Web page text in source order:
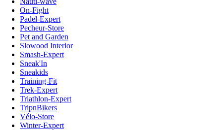
On-Fight
Padel-Expert
Pecheur-Store
Pet and Garden
Slowood Interior
Smash-Expert
Sneak'In
Sneakids
Training-Fit
Trek-Expert
Triathlon-Expert
TripnBikers
Vélo-Store
Winter-Expert